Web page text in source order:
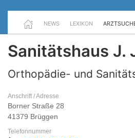
NEWS LEXIKON
Sanitätshaus J.
Orthopädie- und
Anschrift / Adresse
Borner Straße 28
41379 Brüggen
Telefonnummer